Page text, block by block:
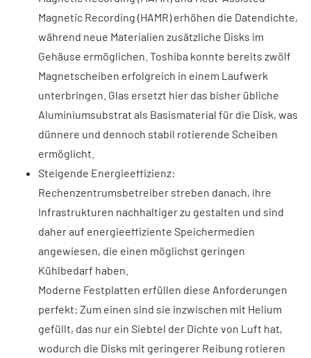
Magnetic Recording (HAMR) erhöhen die Datendichte,
während neue Materialien zusätzliche Disks im
Gehäuse ermöglichen. Toshiba konnte bereits zwölf
Magnetscheiben erfolgreich in einem Laufwerk
unterbringen. Glas ersetzt hier das bisher übliche
Aluminiumsubstrat als Basismaterial für die Disk, was
dünnere und dennoch stabil rotierende Scheiben
ermöglicht.
Steigende Energieeffizienz:
Rechenzentrumsbetreiber streben danach, ihre
Infrastrukturen nachhaltiger zu gestalten und sind
daher auf energieeffiziente Speichermedien
angewiesen, die einen möglichst geringen
Kühlbedarf haben.
Moderne Festplatten erfüllen diese Anforderungen
perfekt: Zum einen sind sie inzwischen mit Helium
gefüllt, das nur ein Siebtel der Dichte von Luft hat,
wodurch die Disks mit geringerer Reibung rotieren